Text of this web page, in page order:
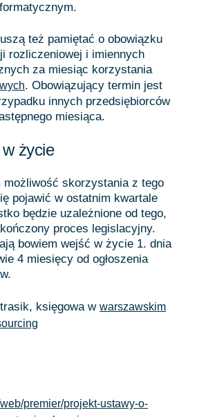
też pamiętać o obowiązku
rozliczeniowej i imiennych
za miesiąc korzystania
. Obowiązujący termin jest
innych przedsiębiorców
miesiąca.
życie
możliwość skorzystania z tego
pojawić w ostatnim kwartale
będzie uzależnione od tego,
proces legislacyjny.
bowiem wejść w życie 1. dnia
4 miesięcy od ogłoszenia
księgowa w warszawskim
premier/projekt-ustawy-o-